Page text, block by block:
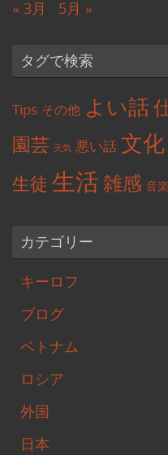
« 3月 5月 »
タグで検索
Tips その他 よい話
園芸 天気 悪い話 文化
生徒 生活雑感 音楽
カテゴリー
キーロフ
ブログ
ベトナム
ロシア
外国
日本